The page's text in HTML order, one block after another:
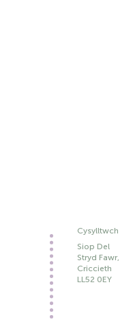
Cysylltwch
Siop Del
Stryd Fawr,
Criccieth
LL52 0EY